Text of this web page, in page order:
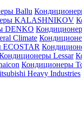
Ballu
KALASHNIKOV
DENKO
Climate
Lessar
Кондиционеры
Heavy Industries